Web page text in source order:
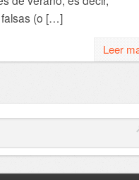
falsas (o […]
Leer